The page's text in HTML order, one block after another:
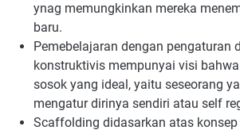
ynag memungkinkan mereka
baru.
Pemebelajaran dengan pengaturan
konstruktivis mempunyai visi
sosok yang ideal, yaitu seseorang
mengatur dirinya sendiri atau self
Scaffolding didasarkan atas